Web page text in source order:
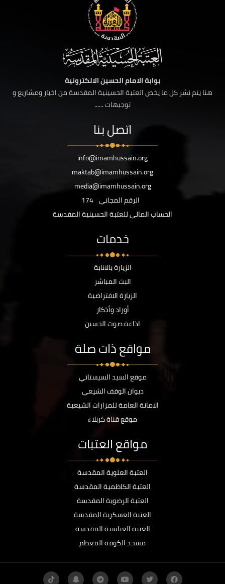
بوابة الامام الحسين الالكترونية
هنا يتم نشر كل ما يخص العتبة الحسينية المقدسة من اخبار ومشاريع و
توجيهات ......
اتصل بنا
info@imamhussain.org
maktab@imamhussain.org
media@imamhussain.org
الرقم المجاني 174
الحساب المالي للعتبة الحسينية المقدسة
خدمات
الزيارة بالانابة
البث المباشر
الزيارة الافتراضية
أوراد وأذكار
اذاعة صوت الحسين
مواقع ذات صلة
موقع السيد السيستاني
ديوان الوقف الشيعي
الامانة العامة للمزارات الشيعية
موقع قناة كربلاء
مواقع العتبات
العتبة العلوية المقدسة
العتبة الكاظمية المقدسة
العتبة الرضوية المقدسة
العتبة العسكرية المقدسة
العتبة العباسية المقدسة
مسجد الكوفة المعظم